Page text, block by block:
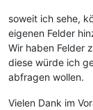
soweit ich sehe,
eigenen Felder
Wir haben Felder
diese würde ich
abfragen wollen.
Vielen Dank im